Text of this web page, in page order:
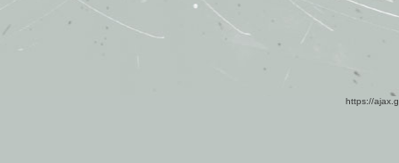
https://